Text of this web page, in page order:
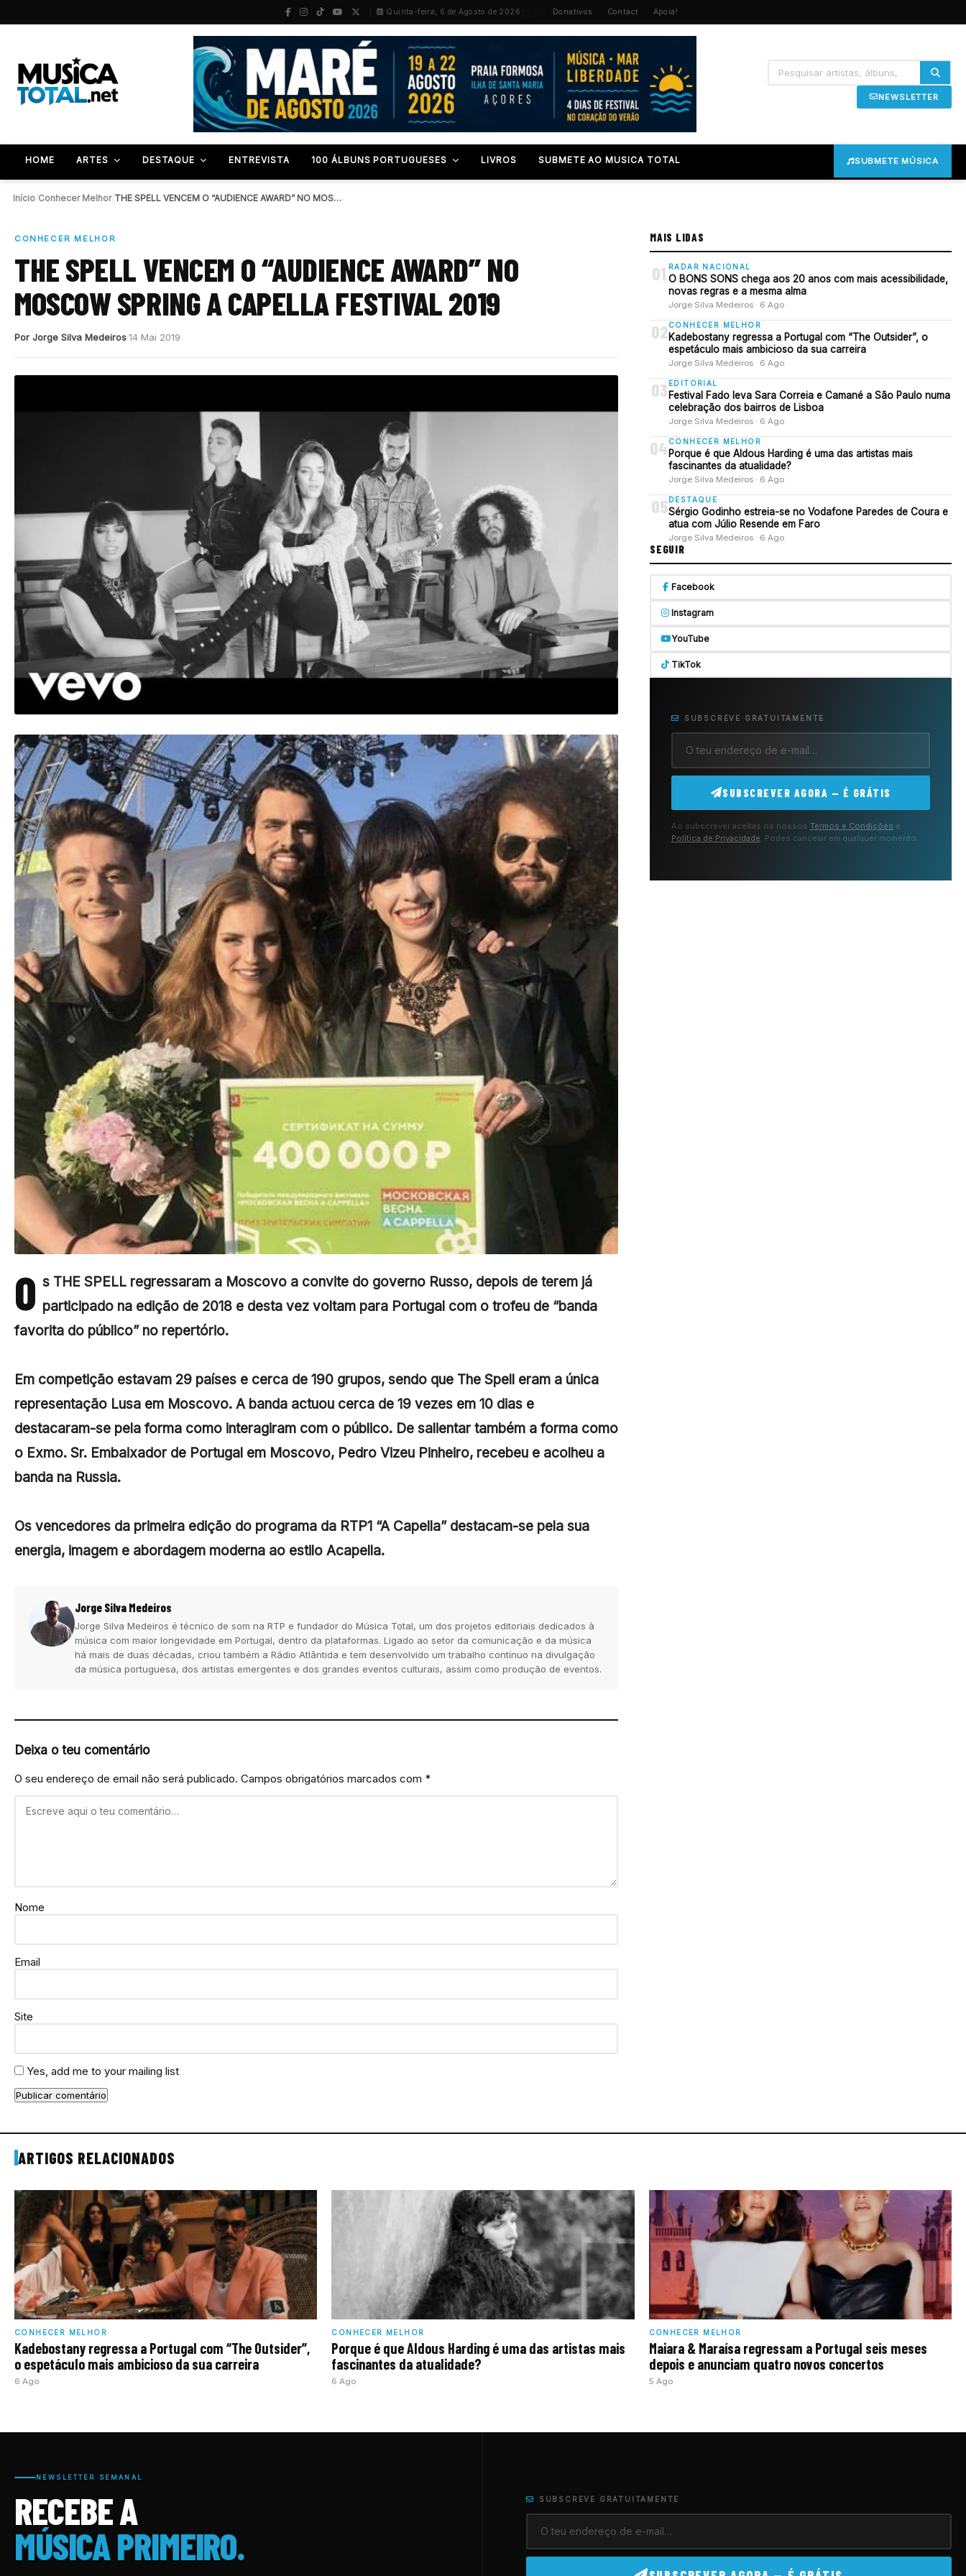
Quinta-feira, 6 de Agosto de 2026 Donativos Contact Apoia!
NEWSLETTER
HOME ARTES DESTAQUE ENTREVISTA 100 ÁLBUNS PORTUGUESES LIVROS SUBMETE AO MUSICA TOTAL SUBMETE MÚSICA
Início Conhecer Melhor/ THE SPELL VENCEM O “AUDIENCE AWARD” NO MOSCOW…
CONHECER MELHOR
THE SPELL VENCEM O “AUDIENCE AWARD” NO
MOSCOW SPRING A CAPELLA FESTIVAL 2019
Por Jorge Silva Medeiros14 Mai 2019
O s THE SPELL regressaram a Moscovo a convite do governo Russo, depois de terem já
participado na edição de 2018 e desta vez voltam para Portugal com o trofeu de “banda
favorita do público” no repertório.
Em competição estavam 29 países e cerca de 190 grupos, sendo que The Spell eram a única
representação Lusa em Moscovo. A banda actuou cerca de 19 vezes em 10 dias e
destacaram-se pela forma como interagiram com o público. De salientar também a forma como
o Exmo. Sr. Embaixador de Portugal em Moscovo, Pedro Vizeu Pinheiro, recebeu e acolheu a
banda na Russia.
Os vencedores da primeira edição do programa da RTP1 “A Capella” destacam-se pela sua
energia, imagem e abordagem moderna ao estilo Acapella.
Jorge Silva Medeiros
Jorge Silva Medeiros é técnico de som na RTP e fundador do Música Total, um dos projetos editoriais dedicados à
música com maior longevidade em Portugal, dentro da plataformas. Ligado ao setor da comunicação e da música
há mais de duas décadas, criou também a Rádio Atlântida e tem desenvolvido um trabalho contínuo na divulgação
da música portuguesa, dos artistas emergentes e dos grandes eventos culturais, assim como produção de eventos.
Deixa o teu comentário
O seu endereço de email não será publicado. Campos obrigatórios marcados com *
Nome
Email
Site
Yes, add me to your mailing list
MAIS LIDAS
01 RADAR NACIONAL
O BONS SONS chega aos 20 anos com mais acessibilidade,
novas regras e a mesma alma
Jorge Silva Medeiros · 6 Ago
02 CONHECER MELHOR
Kadebostany regressa a Portugal com “The Outsider”, o
espetáculo mais ambicioso da sua carreira
Jorge Silva Medeiros · 6 Ago
03 EDITORIAL
Festival Fado leva Sara Correia e Camané a São Paulo numa
celebração dos bairros de Lisboa
Jorge Silva Medeiros · 6 Ago
04CONHECER MELHOR
Porque é que Aldous Harding é uma das artistas mais
fascinantes da atualidade?
Jorge Silva Medeiros · 6 Ago
05 DESTAQUE
Sérgio Godinho estreia-se no Vodafone Paredes de Coura e
atua com Júlio Resende em Faro
Jorge Silva Medeiros · 6 Ago
SEGUIR
Facebook
Instagram
YouTube
TikTok
SUBSCREVE GRATUITAMENTE
SUBSCREVER AGORA — É GRÁTIS
Ao subscrever aceitas os nossos Termos e Condições e
Política de Privacidade . Podes cancelar em qualquer momento.
ARTIGOS RELACIONADOS
CONHECER MELHOR
Kadebostany regressa a Portugal com “The Outsider”,
o espetáculo mais ambicioso da sua carreira
6 Ago
CONHECER MELHOR
Porque é que Aldous Harding é uma das artistas mais
fascinantes da atualidade?
6 Ago
CONHECER MELHOR
Maiara & Maraísa regressam a Portugal seis meses
depois e anunciam quatro novos concertos
5 Ago
NEWSLETTER SEMANAL
RECEBE A
MÚSICA PRIMEIRO.
SUBSCREVE GRATUITAMENTE